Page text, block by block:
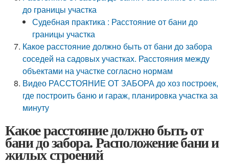
до границы участка
Судебная практика : Расстояние от бани до
границы участка
Какое расстояние должно быть от бани до забора
соседей на садовых участках. Расстояния между
объектами на участке согласно нормам
Видео РАССТОЯНИЕ ОТ ЗАБОРА до хоз построек,
где построить баню и гараж, планировка участка за
минуту
Какое расстояние должно быть от
бани до забора. Расположение бани и
жилых строений